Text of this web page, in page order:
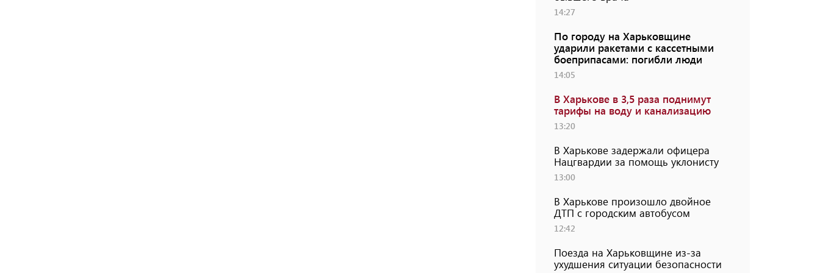
14:27
По городу на Харьковщине
ударили ракетами с кассетными
боеприпасами: погибли люди
14:05
В Харькове в 3,5 раза поднимут
тарифы на воду и канализацию
13:20
В Харькове задержали офицера
Нацгвардии за помощь уклонисту
13:00
В Харькове произошло двойное
ДТП с городским автобусом
12:42
Поезда на Харьковщине из-за
ухудшения ситуации безопасности